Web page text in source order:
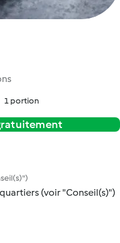
1 portion
(voir "Conseil(s)")